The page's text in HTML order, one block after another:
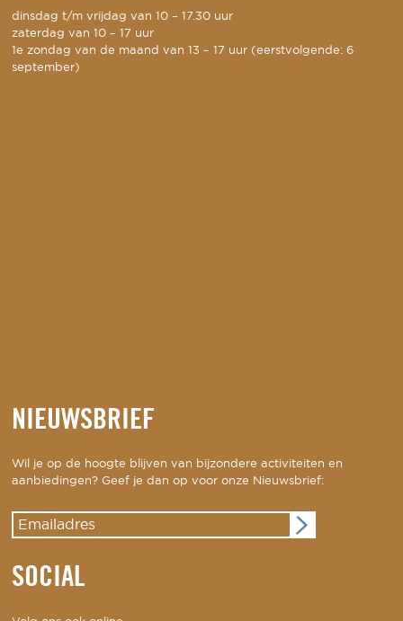
dinsdag t/m vrijdag van 10 – 17.30 uur
zaterdag van 10 – 17 uur
1e zondag van de maand van 13 – 17 uur (eerstvolgende: 6
september)
NIEUWSBRIEF
Wil je op de hoogte blijven van bijzondere activiteiten en
aanbiedingen? Geef je dan op voor onze Nieuwsbrief:
SOCIAL